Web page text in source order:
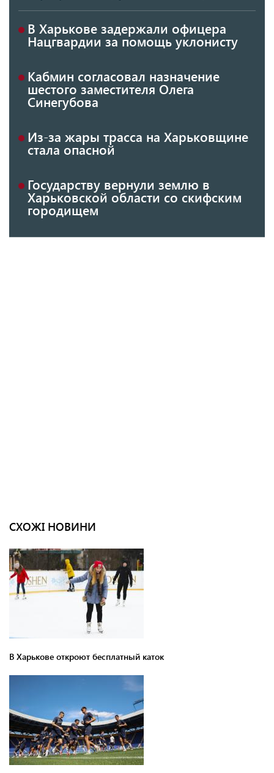
В Харькове задержали офицера
Нацгвардии за помощь уклонисту
Кабмин согласовал назначение
шестого заместителя Олега
Синегубова
Из-за жары трасса на Харьковщине
стала опасной
Государству вернули землю в
Харьковской области со скифским
городищем
СХОЖІ НОВИНИ
В Харькове откроют бесплатный каток